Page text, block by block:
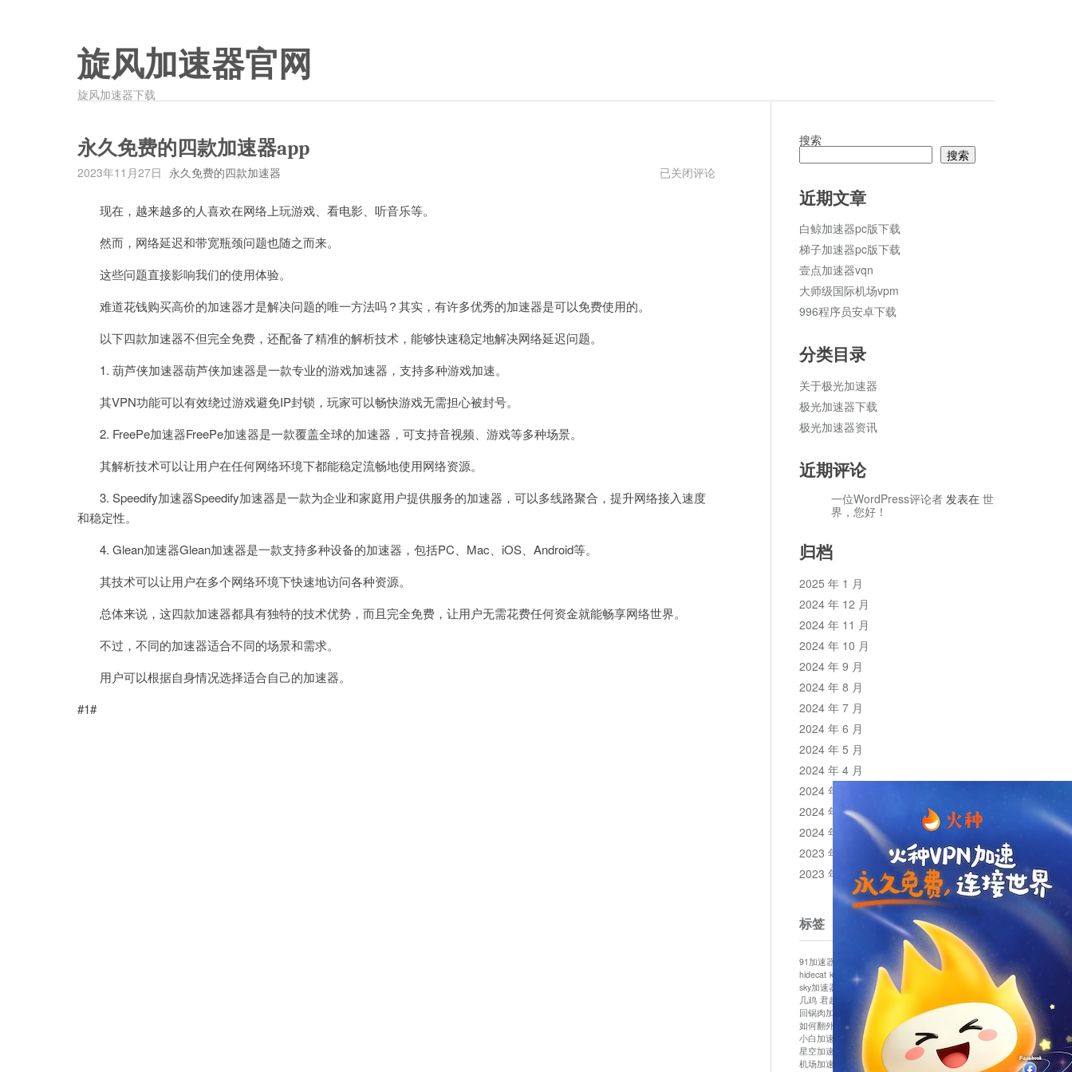
旋风加速器官网
旋风加速器下载
永久免费的四款加速器app
2023年11月27日 永久免费的四款加速器
永
已关闭评论
现在，越来越多的人喜欢在网络上玩游戏、看电影、听音乐等。
然而，网络延迟和带宽瓶颈问题也随之而来。
这些问题直接影响我们的使用体验。
难道花钱购买高价的加速器才是解决问题的唯一方法吗？其实，有许多优秀的加速器是可以免费使用的。
以下四款加速器不但完全免费，还配备了精准的解析技术，能够快速稳定地解决网络延迟问题。
1. 葫芦侠加速器葫芦侠加速器是一款专业的游戏加速器，支持多种游戏加速。
其VPN功能可以有效绕过游戏避免IP封锁，玩家可以畅快游戏无需担心被封号。
2. FreePe加速器FreePe加速器是一款覆盖全球的加速器，可支持音视频、游戏等多种场景。
其解析技术可以让用户在任何网络环境下都能稳定流畅地使用网络资源。
3. Speedify加速器Speedify加速器是一款为企业和家庭用户提供服务的加速器，可以多线路聚合，提升网络接入速度
和稳定性。
4. Glean加速器Glean加速器是一款支持多种设备的加速器，包括PC、Mac、iOS、Android等。
其技术可以让用户在多个网络环境下快速地访问各种资源。
总体来说，这四款加速器都具有独特的技术优势，而且完全免费，让用户无需花费任何资金就能畅享网络世界。
不过，不同的加速器适合不同的场景和需求。
用户可以根据自身情况选择适合自己的加速器。
#1#
搜索
搜索
近期文章
白鲸加速器pc版下载
梯子加速器pc版下载
壹点加速器vqn
大师级国际机场vpm
996程序员安卓下载
分类目录
关于极光加速器
极光加速器下载
极光加速器资讯
近期评论
一位WordPress评论者 发表在 世
界，您好！
归档
2025 年 1 月
2024 年 12 月
2024 年 11 月
2024 年 10 月
2024 年 9 月
2024 年 8 月
2024 年 7 月
2024 年 6 月
2024 年 5 月
2024 年 4 月
2024 年 3 月
2024 年 2 月
2024 年 1 月
2023 年 12 月
2023 年 11 月
标签
91加速器 bluelayer加速器
clash节点
hidecat kuai500 panda加速器
plex加速器
sky加速器
telegram加速器 中信加速器
云梯加速器
几鸡 君越加速器 哔咔漫画加速器
唐师傅加速器
回锅肉加速器
坚果加速器 壹点加速器
如何翻外墙网站 小哈vp加速器
小火箭加速器
小白加速器
布谷vp加速器 心阶云 快连
星空加速器
最新版clash安卓下载
月光加速器
机场加速器
松果云 极快加速器
梯子加速器